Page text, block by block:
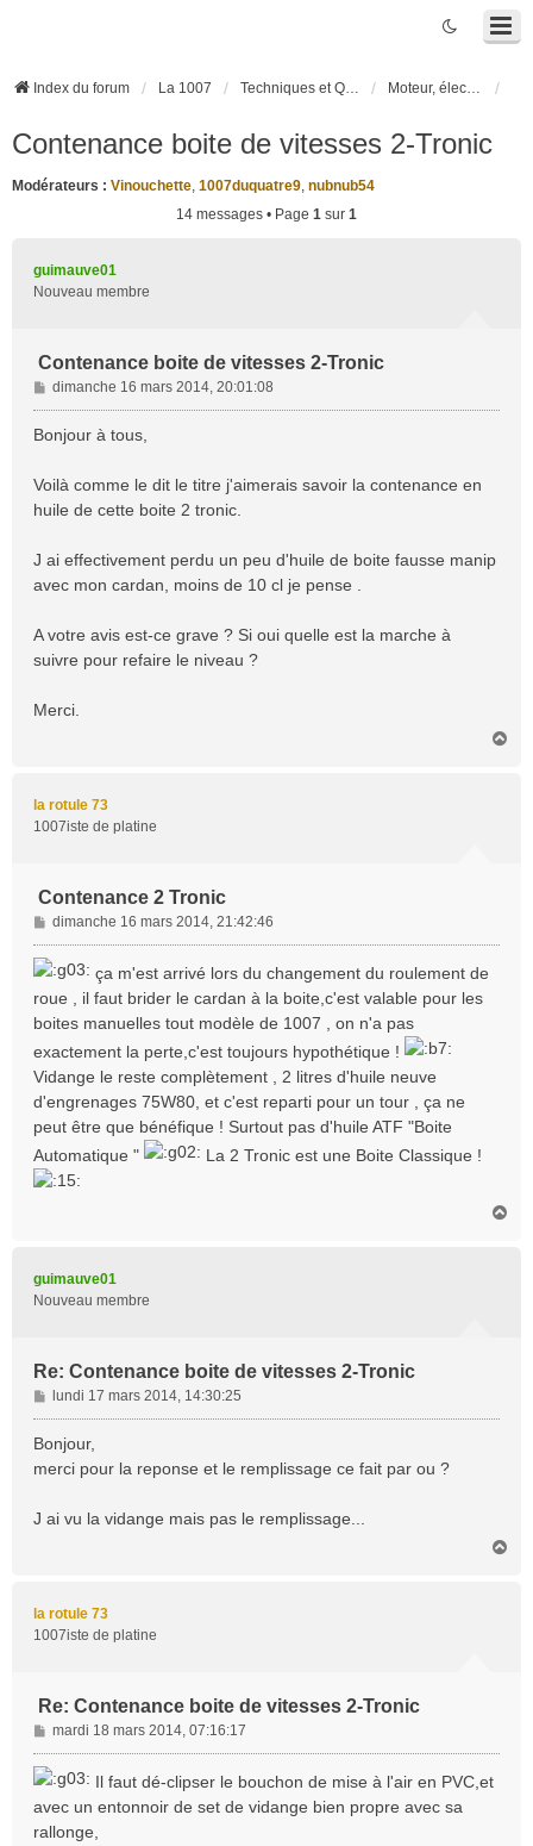
Index du forum La 1007 Techniques et Questions Moteur, électronique moteur, boîte robotisée 2-Tronic
Contenance boite de vitesses 2-Tronic
Modérateurs : Vinouchette, 1007duquatre9, nubnub54
14 messages • Page 1 sur 1
guimauve01
Nouveau membre
Contenance boite de vitesses 2-Tronic
M
e
s
g
e
dimanche 16 mars 2014, 20:01:08
Bonjour à tous,
Voilà comme le dit le titre j'aimerais savoir la contenance en
huile de cette boite 2 tronic.
J ai effectivement perdu un peu d'huile de boite fausse manip
avec mon cardan, moins de 10 cl je pense .
A votre avis est-ce grave ? Si oui quelle est la marche à
suivre pour refaire le niveau ?
Merci.
la rotule 73
1007iste de platine
Contenance 2 Tronic
M
e
s
a
g
e
dimanche 16 mars 2014, 21:42:46
ça m'est arrivé lors du changement du roulement de
roue , il faut brider le cardan à la boite,c'est valable pour les
boites manuelles tout modèle de 1007 , on n'a pas
exactement la perte,c'est toujours hypothétique !
Vidange le reste complètement , 2 litres d'huile neuve
d'engrenages 75W80, et c'est reparti pour un tour , ça ne
peut être que bénéfique ! Surtout pas d'huile ATF "Boite
Automatique "
La 2 Tronic est une Boite Classique !
guimauve01
Nouveau membre
Re: Contenance boite de vitesses 2-Tronic
M
e
s
e
lundi 17 mars 2014, 14:30:25
Bonjour,
merci pour la reponse et le remplissage ce fait par ou ?
J ai vu la vidange mais pas le remplissage...
la rotule 73
1007iste de platine
Re: Contenance boite de vitesses 2-Tronic
M
e
s
a
g
mardi 18 mars 2014, 07:16:17
Il faut dé-clipser le bouchon de mise à l'air en PVC,et
avec un entonnoir de set de vidange bien propre avec sa
rallonge,